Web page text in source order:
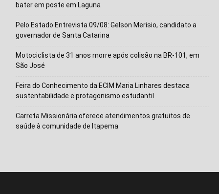
bater em poste em Laguna
Pelo Estado Entrevista 09/08: Gelson Merisio, candidato a
governador de Santa Catarina
Motociclista de 31 anos morre após colisão na BR-101, em
São José
Feira do Conhecimento da ECIM Maria Linhares destaca
sustentabilidade e protagonismo estudantil
Carreta Missionária oferece atendimentos gratuitos de
saúde à comunidade de Itapema
Isso vai fechar em segundos